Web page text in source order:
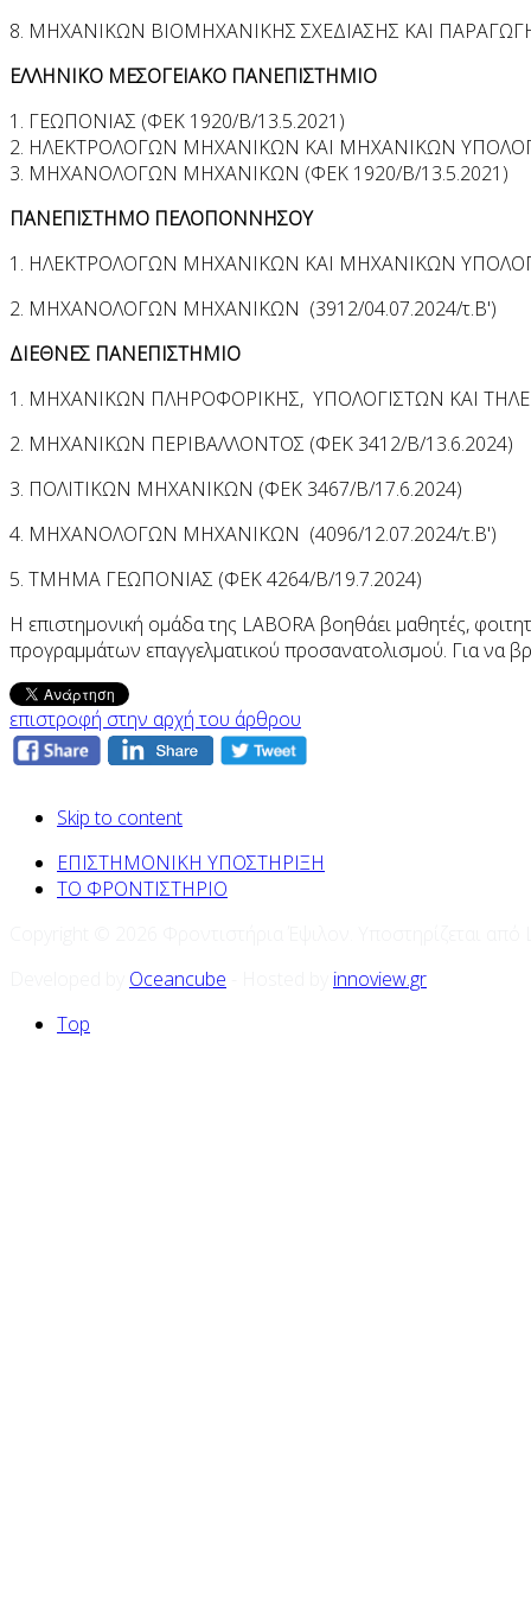
8. ΜΗΧΑΝΙΚΩΝ ΒΙΟΜΗΧΑΝΙΚΗΣ ΣΧΕΔΙΑΣΗΣ ΚΑΙ
ΕΛΛΗΝΙΚΟ ΜΕΣΟΓΕΙΑΚΟ ΠΑΝΕΠΙΣΤΗΜΙΟ
1. ΓΕΩΠΟΝΙΑΣ (ΦΕΚ 1920/Β/13.5.2021)
2. ΗΛΕΚΤΡΟΛΟΓΩΝ ΜΗΧΑΝΙΚΩΝ ΚΑΙ ΜΗΧΑΝΙΚΩΝ
3. ΜΗΧΑΝΟΛΟΓΩΝ ΜΗΧΑΝΙΚΩΝ (ΦΕΚ 1920/Β/13.5.2021)
ΠΑΝΕΠΙΣΤΗΜΟ ΠΕΛΟΠΟΝΝΗΣΟΥ
1. ΗΛΕΚΤΡΟΛΟΓΩΝ ΜΗΧΑΝΙΚΩΝ ΚΑΙ ΜΗΧΑΝΙΚΩΝ
2. ΜΗΧΑΝΟΛΟΓΩΝ ΜΗΧΑΝΙΚΩΝ (3912/04.07.2024/τ.Β')
ΔΙΕΘΝΕΣ ΠΑΝΕΠΙΣΤΗΜΙΟ
1. ΜΗΧΑΝΙΚΩΝ ΠΛΗΡΟΦΟΡΙΚΗΣ, ΥΠΟΛΟΓΙΣΤΩΝ ΚΑΙ
2. ΜΗΧΑΝΙΚΩΝ ΠΕΡΙΒΑΛΛΟΝΤΟΣ (ΦΕΚ 3412/Β/13.6.2024)
3. ΠΟΛΙΤΙΚΩΝ ΜΗΧΑΝΙΚΩΝ (ΦΕΚ 3467/Β/17.6.2024)
4. ΜΗΧΑΝΟΛΟΓΩΝ ΜΗΧΑΝΙΚΩΝ (4096/12.07.2024/τ.Β')
5. ΤΜΗΜΑ ΓΕΩΠΟΝΙΑΣ (ΦΕΚ 4264/Β/19.7.2024)
Η επιστημονική ομάδα της LABORA βοηθάει μαθητές,
προγραμμάτων επαγγελματικού προσανατολισμού. Για να
επιστροφή στην αρχή του άρθρου
Skip to content
ΕΠΙΣΤΗΜΟΝΙΚΗ ΥΠΟΣΤΗΡΙΞΗ
ΤΟ ΦΡΟΝΤΙΣΤΗΡΙΟ
Oceancube
innoview.gr
Top